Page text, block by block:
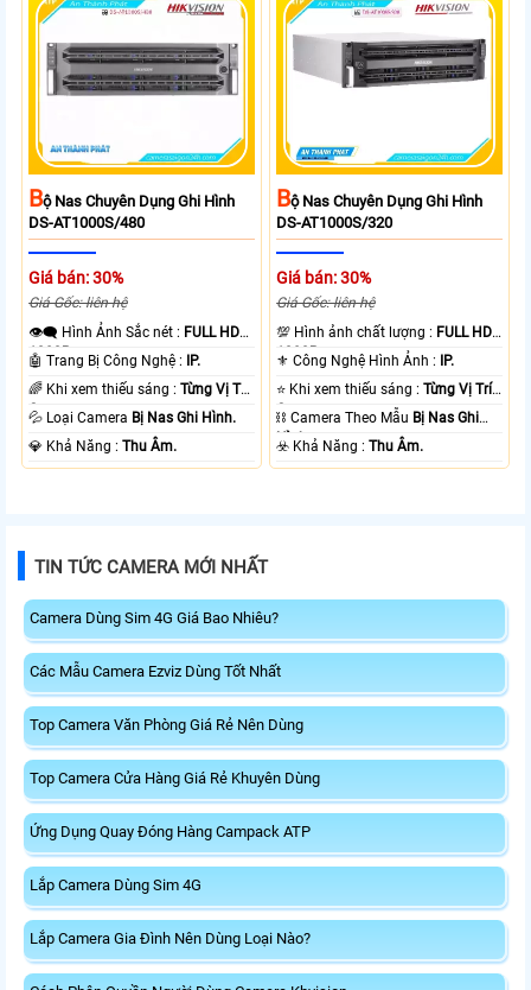
BỘ Nas Chuyên Dụng Ghi Hình
DS-AT1000S/480
Giá bán: 30%
Giá Gốc: liên hệ
👁️‍🗨 Hình Ảnh Sắc nét : FULL HD
1080P .
🤖️ Trang Bị Công Nghệ : IP.
🌈 Khi xem thiếu sáng :Từng Vị Trí
Camera .
💦 Loại Camera Bị Nas Ghi Hình.
️💎 Khả Năng :Thu Âm.
BỘ Nas Chuyên Dụng Ghi Hình
DS-AT1000S/320
Giá bán: 30%
Giá Gốc: liên hệ
💯 Hình ảnh chất lượng : FULL HD
1080P .
⚜️ Công Nghệ Hình Ảnh : IP.
⭐ Khi xem thiếu sáng :Từng Vị Trí
Camera .
⛓ Camera Theo Mẫu Bị Nas Ghi
Hình.
️☣️ Khả Năng :Thu Âm.
TIN TỨC CAMERA MỚI NHẤT
Camera Dùng Sim 4G Giá Bao Nhiêu?
Các Mẫu Camera Ezviz Dùng Tốt Nhất
Top Camera Văn Phòng Giá Rẻ Nên Dùng
Top Camera Cửa Hàng Giá Rẻ Khuyên Dùng
Ứng Dụng Quay Đóng Hàng Campack ATP
Lắp Camera Dùng Sim 4G
Lắp Camera Gia Đình Nên Dùng Loại Nào?